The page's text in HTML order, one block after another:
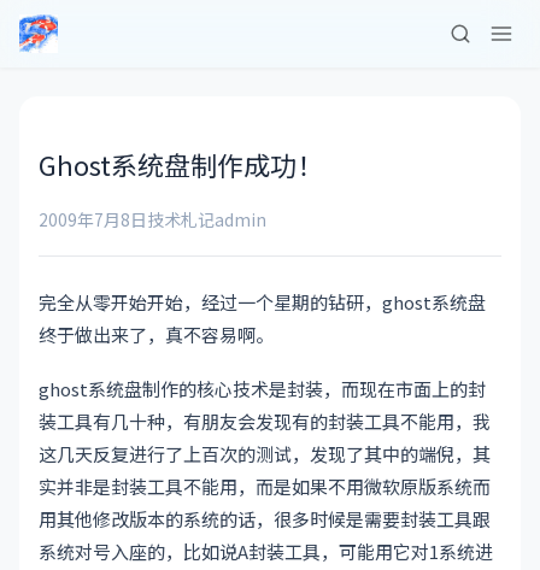
Ghost系统盘制作成功！
2009年7月8日技术札记admin
完全从零开始开始，经过一个星期的钻研，ghost系统盘
终于做出来了，真不容易啊。
ghost系统盘制作的核心技术是封装，而现在市面上的封
装工具有几十种，有朋友会发现有的封装工具不能用，我
这几天反复进行了上百次的测试，发现了其中的端倪，其
实并非是封装工具不能用，而是如果不用微软原版系统而
用其他修改版本的系统的话，很多时候是需要封装工具跟
系统对号入座的，比如说A封装工具，可能用它对1系统进